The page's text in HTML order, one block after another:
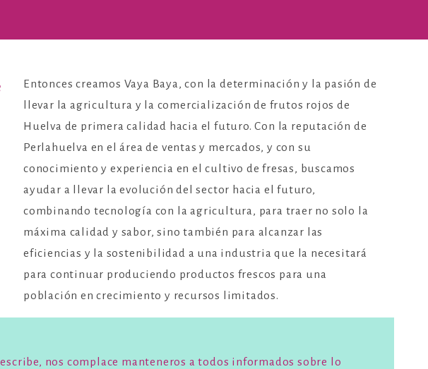
Entonces creamos Vaya Baya, con la determinación y la pasión de
llevar la agricultura y la comercialización de frutos rojos de
Huelva de primera calidad hacia el futuro. Con la reputación de
Perlahuelva en el área de ventas y mercados, y con su
conocimiento y experiencia en el cultivo de fresas, buscamos
ayudar a llevar la evolución del sector hacia el futuro,
combinando tecnología con la agricultura, para traer no solo la
máxima calidad y sabor, sino también para alcanzar las
eficiencias y la sostenibilidad a una industria que la necesitará
para continuar produciendo productos frescos para una
población en crecimiento y recursos limitados.
nos complace manteneros a todos informados sobre lo